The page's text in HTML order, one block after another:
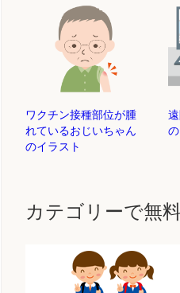
ワクチン接種部位が腫
れているおじいちゃん
のイラスト
カテゴリーで無